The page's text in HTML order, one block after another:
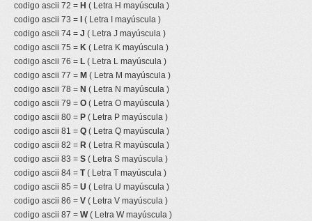
codigo ascii 72 = H ( Letra H mayúscula )
codigo ascii 73 =
( Letra I mayúscula )
codigo ascii 74 = J ( Letra J mayúscula )
codigo ascii 75 = K ( Letra K mayúscula )
codigo ascii 76 = L ( Letra L mayúscula )
codigo ascii 77 = M ( Letra M mayúscula )
codigo ascii 78 = N ( Letra N mayúscula )
codigo ascii 79 = O ( Letra O mayúscula )
codigo ascii 80 = P ( Letra P mayúscula )
codigo ascii 81 = Q ( Letra Q mayúscula )
codigo ascii 82 = R ( Letra R mayúscula )
codigo ascii 83 = S ( Letra S mayúscula )
codigo ascii 84 = T( Letra T mayúscula )
codigo ascii 85 = U ( Letra U mayúscula )
codigo ascii 86 = V ( Letra V mayúscula )
codigo ascii 87 = W( Letra W mayúscula )